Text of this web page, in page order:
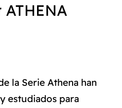
la Serie Athena han
estudiados para